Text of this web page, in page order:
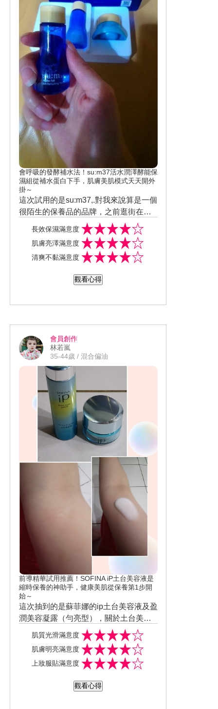
會呼吸的發酵補水法！su:m37活水潤澤酵能保
濕組從補水蛋白下手，肌膚美肌模式天天開外
掛～
這次試用的是su:m37,.對我來說算是一個
很陌生的保養品的品牌，之前逛街在百
貨公司也有看過…有特別上網查詢了一
下，原來這個品牌是LG旗下的一個品
牌…而且評價也很好，翻轉我對韓系品
牌的刻板印象，使用起來毛孔沒有不透
香，讓人蠻放鬆的香味…獨家的發酵技
一樣是活酵母發酵，擔心了一下…因為
水跟鎖水功能也還不錯！！
長效保濕滿意度
肌膚亮澤滿意度
清爽不黏滿意度
觀看心得
會員創作
林若嵐
35-44歲 / 混合偏油
前導精華試用推薦！SOFINA iP土台美容液是
縮時保養的神助手，健康美肌從保養第1步開
始～
這次抽到的是蘇菲娜的ip土台美容液及盈
潤美容凝露（勻亮型），關於土台美容
液的的心得跟報導還滿多的瞭解到它是
在眾多美容前導液中很多人推薦的商
品，第一次使用土台美容液詳細的產品
說明書讓人覺得很貼心，每日早晚洗顏
量大約是3cm的用量，按壓出來是綿密
肌質光滑滿意度
肌膚明亮滿意度
上妝服貼滿意度
觀看心得